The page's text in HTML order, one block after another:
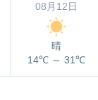
08月12日
晴
14℃ ～ 31℃